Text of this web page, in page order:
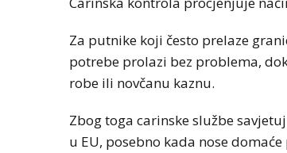
Za putnike koji često prelaze
potrebe prolazi bez problema,
robe ili novčanu kaznu.
Zbog toga carinske službe
u EU, posebno kada nose